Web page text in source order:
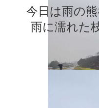
今日は雨の
雨に濡れた